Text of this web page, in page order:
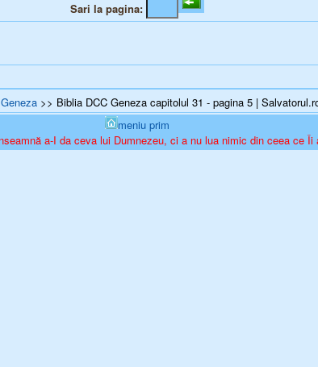
Sari la pagina:
>> Biblia DCC Geneza capitolul 31 - pagina 5 |
meniu prim
a-I da ceva lui Dumnezeu, ci a nu lua nimic din ceea ce Îi